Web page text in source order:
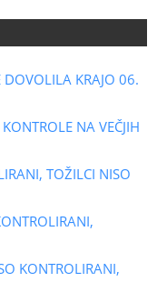
KRAJO 06.
NA VEČJIH
TOŽILCI NISO
KONTROLIRANI,